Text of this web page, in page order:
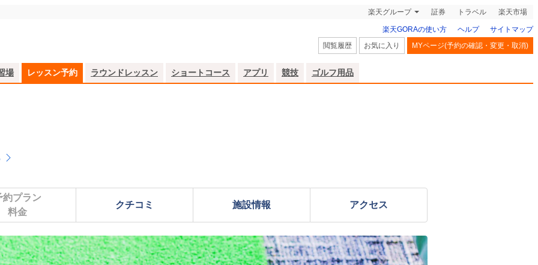
楽天グループ 証券 トラベル 楽天市場
楽天GORAの使い方 ヘルプ
サイトマップ
閲覧履歴
お気に入り MYページ(予約の確認・変更・取消)
場 レッスン予約 ラウンドレッスン ショートコース アプリ 競技 ゴルフ用品
約プラン
料金
クチコミ 施設情報 アクセス